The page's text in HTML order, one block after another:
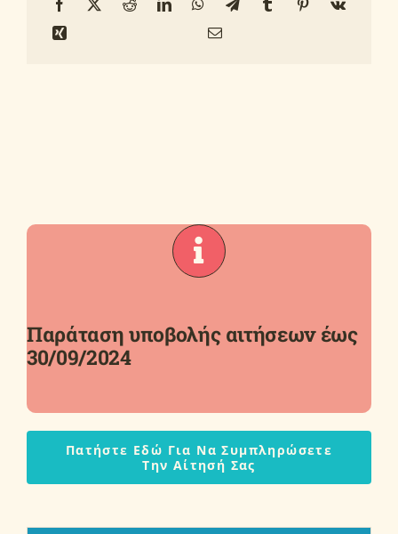
Ανακοινώσεις
Παράταση υποβολής αιτήσεων έως
30/09/2024
Πατήστε Εδώ Για Να Συμπληρώσετε
Την Αίτησή Σας